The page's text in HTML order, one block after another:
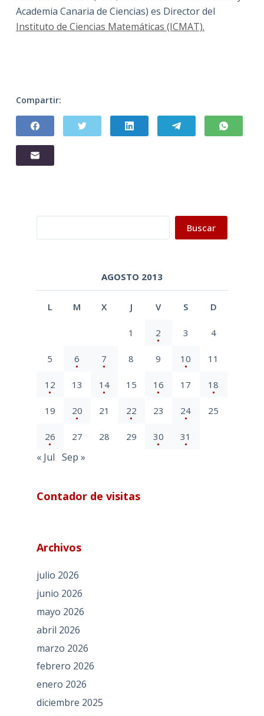
Academia Canaria de Ciencias) es Director del
Instituto de Ciencias Matemáticas (ICMAT).
Compartir:
Buscar
AGOSTO 2013
L M X J V S D
1 2 3 4
5 6 7 8 9 10 11
12 13 14 15 16 17 18
19 20 21 22 23 24 25
26 27 28 29 30 31
« Jul Sep »
Contador de visitas
Archivos
julio 2026
junio 2026
mayo 2026
abril 2026
marzo 2026
febrero 2026
enero 2026
diciembre 2025